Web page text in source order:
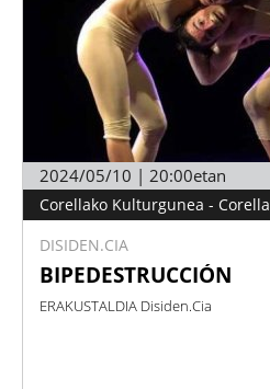
2024/05/10 | 20:00etan
Corellako Kulturgunea - Corella
DISIDEN.CIA
BIPEDESTRUCCIÓN
ERAKUSTALDIA Disiden.Cia